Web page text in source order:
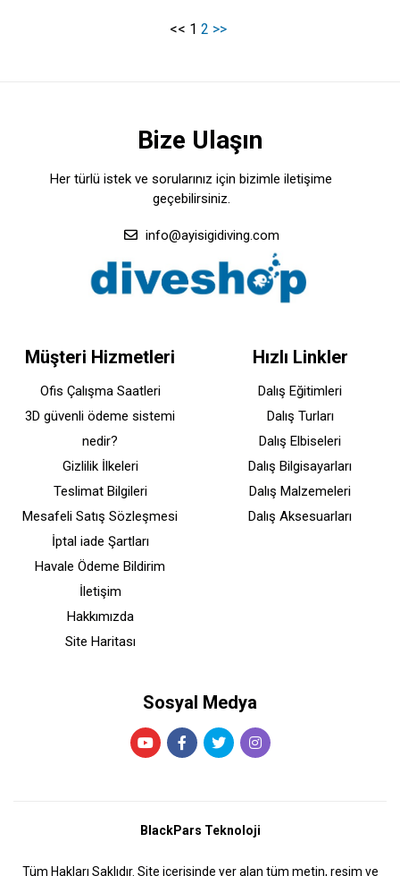
<< 1 2 >>
Bize Ulaşın
Her türlü istek ve sorularınız için bizimle iletişime
geçebilirsiniz.
info@ayisigidiving.com
Müşteri Hizmetleri
Ofis Çalışma Saatleri
3D güvenli ödeme sistemi
nedir?
Gizlilik İlkeleri
Teslimat Bilgileri
Mesafeli Satış Sözleşmesi
İptal iade Şartları
Havale Ödeme Bildirim
İletişim
Hakkımızda
Site Haritası
Hızlı Linkler
Dalış Eğitimleri
Dalış Turları
Dalış Elbiseleri
Dalış Bilgisayarları
Dalış Malzemeleri
Dalış Aksesuarları
Sosyal Medya
Tüm Hakları Saklıdır. Site içerisinde yer alan tüm metin, resim ve
BlackPars Teknoloji